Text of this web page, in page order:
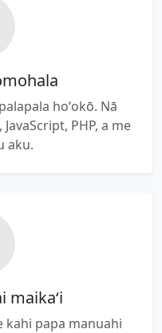
hoʻokō. Nā
PHP, a me
aku.
maikaʻi
kahi papa manuahi